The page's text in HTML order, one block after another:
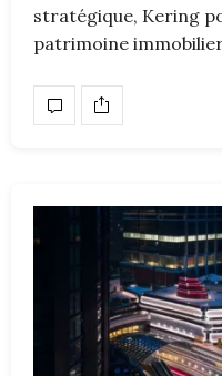
stratégique, Kering
patrimoine